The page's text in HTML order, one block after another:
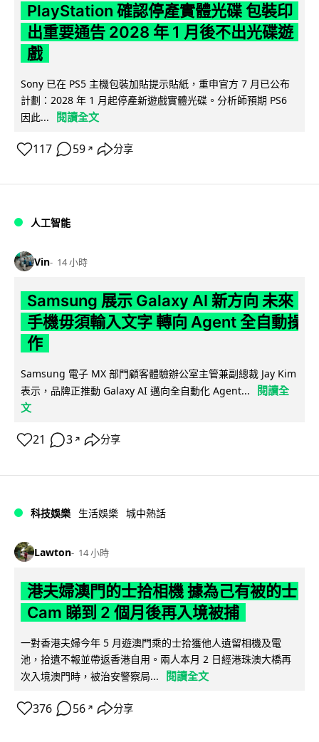
PlayStation 確認停產實體光碟 包裝印
出重要通告 2028 年 1 月後不出光碟遊
戲
Sony 已在 PS5 主機包裝加貼提示貼紙，重申官方 7 月已公布
計劃：2028 年 1 月起停產新遊戲實體光碟。分析師預期 PS6
因此...
閱讀全文
117 59 ↗ 分享
人工智能
Vin 14 小時
Samsung 展示 Galaxy AI 新方向 未來
手機毋須輸入文字 轉向 Agent 全自動操
作
Samsung 電子 MX 部門顧客體驗辦公室主管兼副總裁 Jay Kim
表示，品牌正推動 Galaxy AI 邁向全自動化 Agent...
閱讀全
文
21 3 ↗ 分享
科技娛樂 生活娛樂 城中熱話
Lawton 14 小時
港夫婦澳門的士拾相機 據為己有被的士
Cam 睇到 2 個月後再入境被捕
一對香港夫婦今年 5 月遊澳門乘的士拾獲他人遺留相機及電
池，拾遺不報並帶返香港自用。兩人本月 2 日經港珠澳大橋再
次入境澳門時，被治安警察局...
閱讀全文
376 56 ↗ 分享